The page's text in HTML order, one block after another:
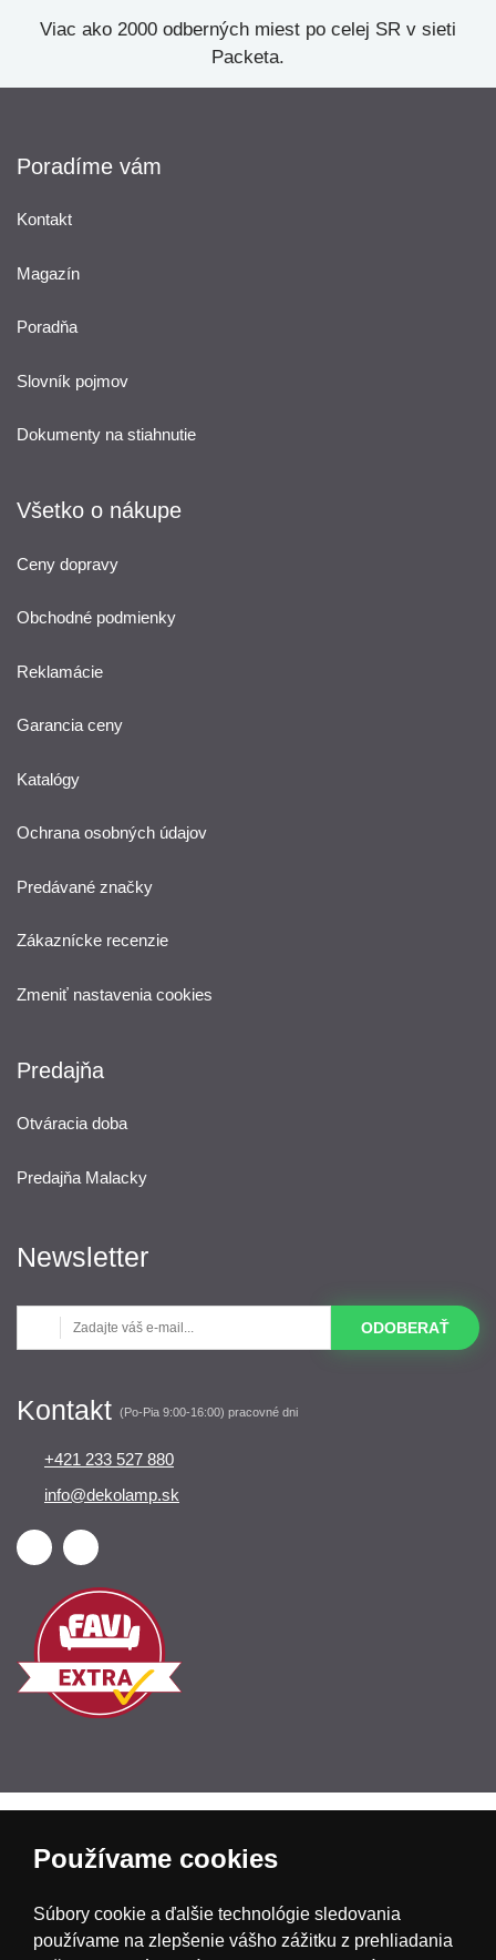
Viac ako 2000 odberných miest po celej SR v sieti
Packeta.
Poradíme vám
Kontakt
Magazín
Poradňa
Slovník pojmov
Dokumenty na stiahnutie
Všetko o nákupe
Ceny dopravy
Obchodné podmienky
Reklamácie
Garancia ceny
Katalógy
Ochrana osobných údajov
Predávané značky
Zákaznícke recenzie
Zmeniť nastavenia cookies
Predajňa
Otváracia doba
Predajňa Malacky
Newsletter
ODOBERAŤ
Kontakt (Po-Pia 9:00-16:00) pracovné dni
+421 233 527 880
info@dekolamp.sk
Magyarország Österreich België
Používame cookies
Súbory cookie a ďalšie technológie sledovania
používame na zlepšenie vášho zážitku z prehliadania